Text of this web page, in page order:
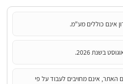
אינם כוללים מע"מ.
בשנת 2026.
האתר, אינם מחויבים לעבוד על פי